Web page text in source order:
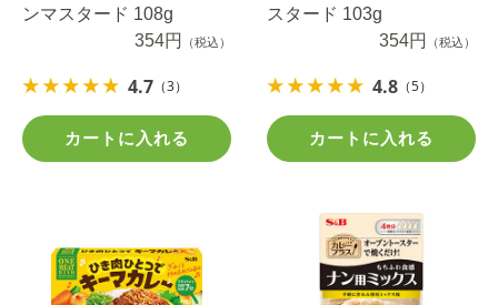
ンマスタード 108g
354円
（税込）
4.7 （3）
カートに入れる
スタード 103g
354円
（税込）
4.8 （5）
カートに入れる